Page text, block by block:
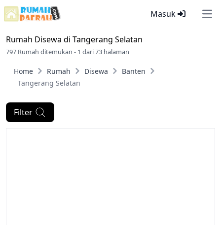
Masuk
Rumah Disewa di Tangerang Selatan
797 Rumah ditemukan - 1 dari 73 halaman
Home Rumah Disewa
Banten
Tangerang Selatan
Filter